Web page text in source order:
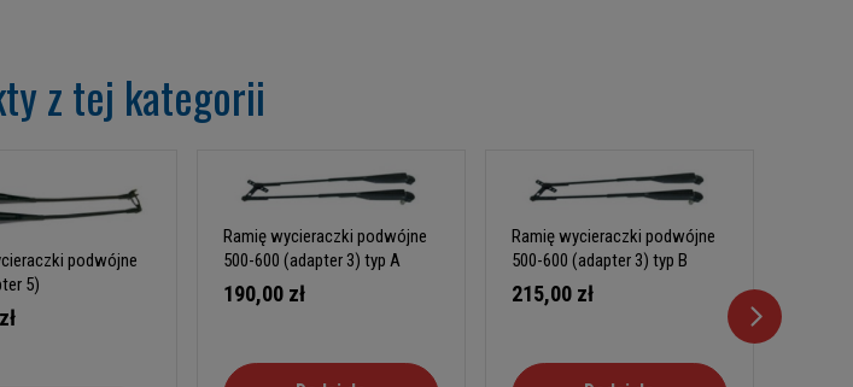
z tej kategorii
podwójne
5)
Ramię wycieraczki podwójne
500-600 (adapter 3) typ A
190,00 zł
Ramię wycieraczki podwójne
500-600 (adapter 3) typ B
215,00 zł